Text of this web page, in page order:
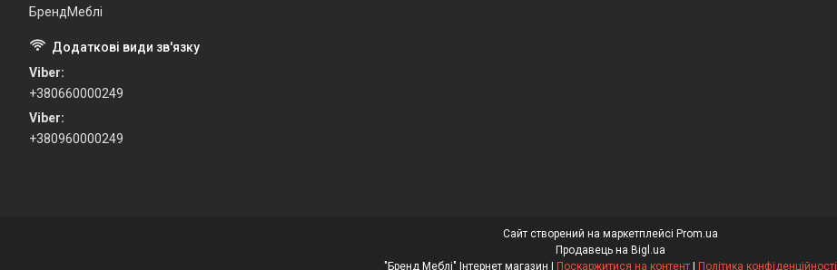
БрендМеблі
Viber
+380660000249
Viber
+380960000249
Сайт створений на маркетплейсі Prom.ua
Продавець на Bigl.ua
"Бренд Меблі" Інтернет магазин | Поскаржитися на контент | Політика конфіденційності